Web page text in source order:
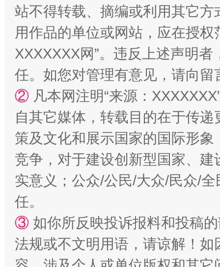
国家大学科技园优化重塑工作
扯下公款旅游的“隐身衣” 如何以
站不得转载、摘编或利用其它
用作品的单位或网站，应在授
XXXXXXX网”。违反上述声明
任。如您对管理有意见，请向
② 凡本网注明“来源：
自其它媒体，转载目的在于传
策及文化和展示国家的国际形
竞争，对于建设创新型国家、
实意义；公众/公民/大众/民众/
任。
③ 如你所反映投诉报料和投稿
法规或不文明用语，请谅解！